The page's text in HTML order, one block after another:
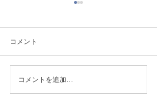
熊本地震により被災され
た皆様へ
コメント
コメントを追加…